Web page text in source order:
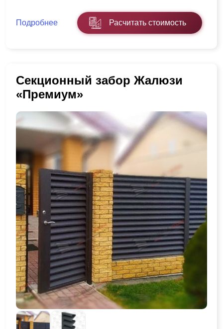
Подробнее Расчитать стоимость
Секционный забор Жалюзи
«Премиум»